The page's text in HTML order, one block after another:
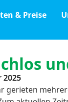
& Preise
2025
gerieten